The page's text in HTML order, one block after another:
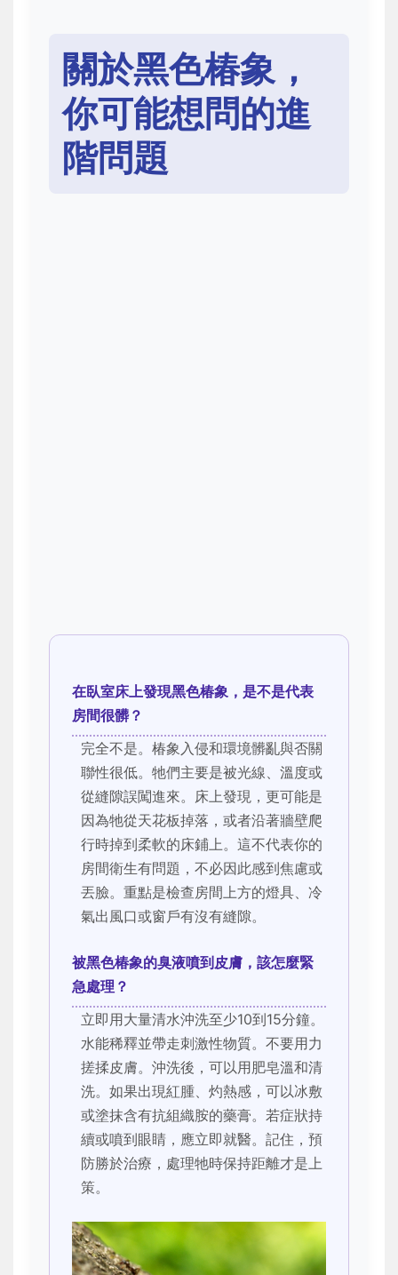
關於黑色椿象，
你可能想問的進
階問題
在臥室床上發現黑色椿象，是不是代表
房間很髒？
完全不是。椿象入侵和環境髒亂與否關
聯性很低。牠們主要是被光線、溫度或
從縫隙誤闖進來。床上發現，更可能是
因為牠從天花板掉落，或者沿著牆壁爬
行時掉到柔軟的床鋪上。這不代表你的
房間衛生有問題，不必因此感到焦慮或
丟臉。重點是檢查房間上方的燈具、冷
氣出風口或窗戶有沒有縫隙。
被黑色椿象的臭液噴到皮膚，該怎麼緊
急處理？
立即用大量清水沖洗至少10到15分鐘。
水能稀釋並帶走刺激性物質。不要用力
搓揉皮膚。沖洗後，可以用肥皂溫和清
洗。如果出現紅腫、灼熱感，可以冰敷
或塗抹含有抗組織胺的藥膏。若症狀持
續或噴到眼睛，應立即就醫。記住，預
防勝於治療，處理牠時保持距離才是上
策。